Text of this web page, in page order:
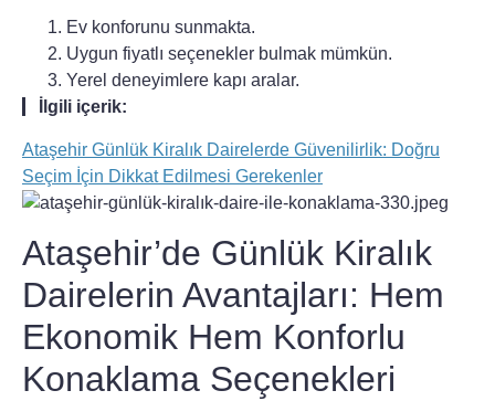
Ev konforunu sunmakta.
Uygun fiyatlı seçenekler bulmak mümkün.
Yerel deneyimlere kapı aralar.
İlgili içerik:
Ataşehir Günlük Kiralık Dairelerde Güvenilirlik: Doğru
Seçim İçin Dikkat Edilmesi Gerekenler
Ataşehir’de Günlük Kiralık
Dairelerin Avantajları: Hem
Ekonomik Hem Konforlu
Konaklama Seçenekleri